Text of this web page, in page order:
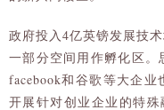
政府投入4亿英镑发展技
一部分空间用作孵化区。
facebook和谷歌等大企
开展针对创业企业的特